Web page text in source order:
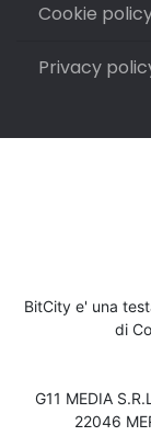
Cookie
Privacy
BitCity e' una
di
G11 MEDIA
22046